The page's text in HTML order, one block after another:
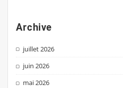
Archive
juillet 2026
juin 2026
mai 2026